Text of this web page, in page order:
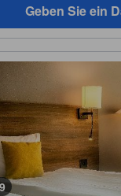
Geben Sie ein